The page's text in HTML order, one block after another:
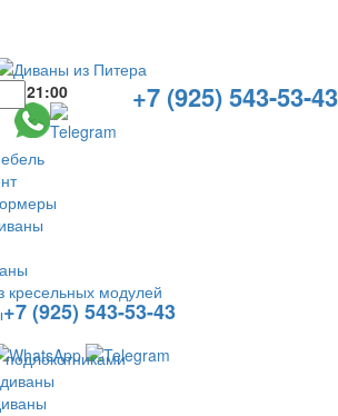
+7 (925) 543-53-43
21:00
+7 (925) 543-53-43
кресельных модулей